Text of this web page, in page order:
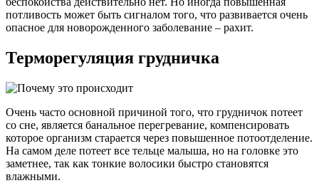
потливость может быть сигналом того, что развивается очень
опасное для новорожденного заболевание – рахит.
Терморегуляция грудничка
Очень часто основной причиной того, что грудничок потеет
со сне, является банальное перегревание, компенсировать
которое организм старается через повышенное потоотделение.
На самом деле потеет все тельце малыша, но на головке это
заметнее, так как тонкие волосики быстро становятся
влажными.